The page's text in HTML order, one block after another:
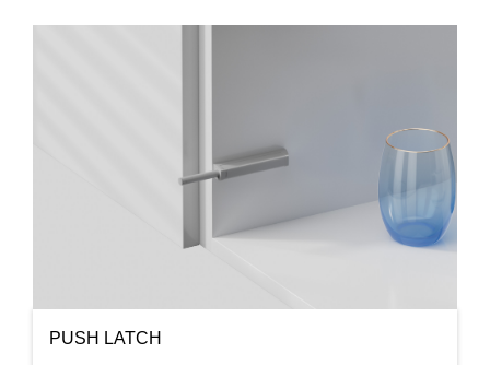
PUSH LATCH